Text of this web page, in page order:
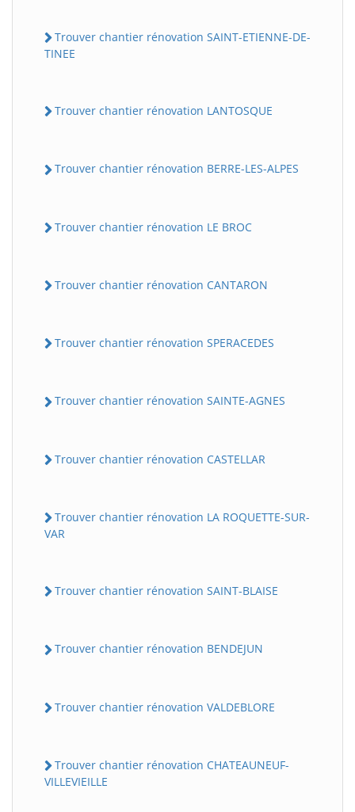
Trouver chantier rénovation SAINT-ETIENNE-DE-
TINEE
Trouver chantier rénovation LANTOSQUE
Trouver chantier rénovation BERRE-LES-ALPES
Trouver chantier rénovation LE BROC
Trouver chantier rénovation CANTARON
Trouver chantier rénovation SPERACEDES
Trouver chantier rénovation SAINTE-AGNES
Trouver chantier rénovation CASTELLAR
Trouver chantier rénovation LA ROQUETTE-SUR-
VAR
Trouver chantier rénovation SAINT-BLAISE
Trouver chantier rénovation BENDEJUN
Trouver chantier rénovation VALDEBLORE
Trouver chantier rénovation CHATEAUNEUF-
VILLEVIEILLE